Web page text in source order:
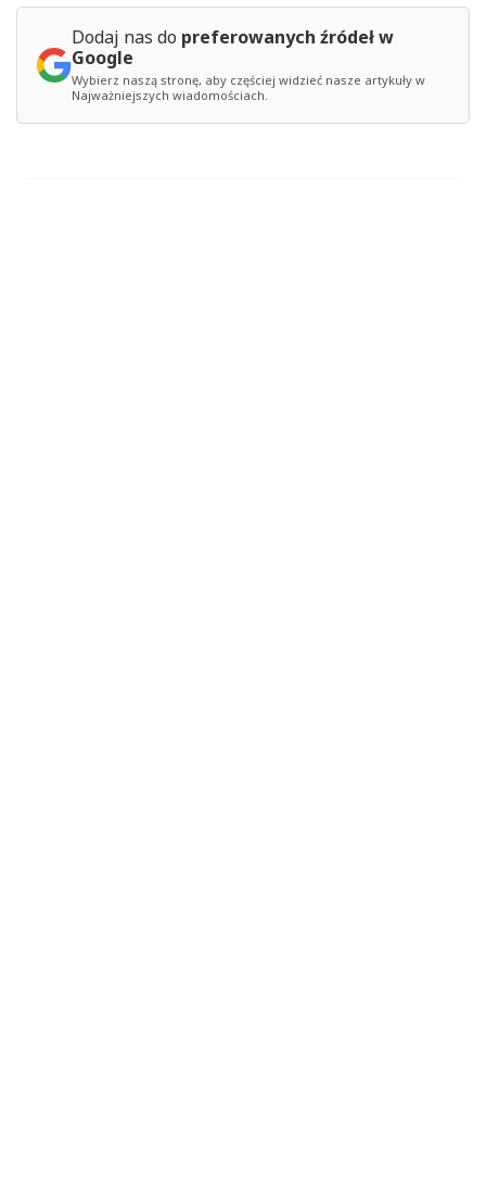
Dodaj nas do preferowanych źródeł w
Google
Wybierz naszą stronę, aby częściej widzieć nasze artykuły w
Najważniejszych wiadomościach.